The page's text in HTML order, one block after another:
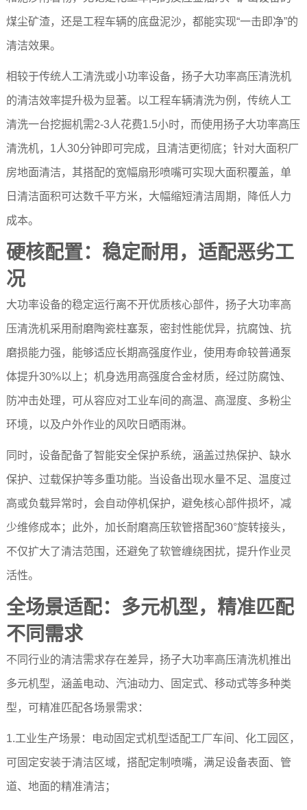
煤尘矿渣，还是工程车辆的底盘泥沙，都能实现“一击即净”的
清洁效果。
相较于传统人工清洗或小功率设备，扬子大功率高压清洗机
的清洁效率提升极为显著。以工程车辆清洗为例，传统人工
清洗一台挖掘机需2-3人花费1.5小时，而使用扬子大功率高压
清洗机，1人30分钟即可完成，且清洁更彻底；针对大面积厂
房地面清洁，其搭配的宽幅扇形喷嘴可实现大面积覆盖，单
日清洁面积可达数千平方米，大幅缩短清洁周期，降低人力
成本。
硬核配置：稳定耐用，适配恶劣工
况
大功率设备的稳定运行离不开优质核心部件，扬子大功率高
压清洗机采用耐磨陶瓷柱塞泵，密封性能优异，抗腐蚀、抗
磨损能力强，能够适应长期高强度作业，使用寿命较普通泵
体提升30%以上；机身选用高强度合金材质，经过防腐蚀、
防冲击处理，可从容应对工业车间的高温、高湿度、多粉尘
环境，以及户外作业的风吹日晒雨淋。
同时，设备配备了智能安全保护系统，涵盖过热保护、缺水
保护、过载保护等多重功能。当设备出现水量不足、温度过
高或负载异常时，会自动停机保护，避免核心部件损坏，减
少维修成本；此外，加长耐磨高压软管搭配360°旋转接头，
不仅扩大了清洁范围，还避免了软管缠绕困扰，提升作业灵
活性。
全场景适配：多元机型，精准匹配
不同需求
不同行业的清洁需求存在差异，扬子大功率高压清洗机推出
多元机型，涵盖电动、汽油动力、固定式、移动式等多种类
型，可精准匹配各场景需求：
1.工业生产场景：电动固定式机型适配工厂车间、化工园区，
可固定安装于清洁区域，搭配定制喷嘴，满足设备表面、管
道、地面的精准清洁；